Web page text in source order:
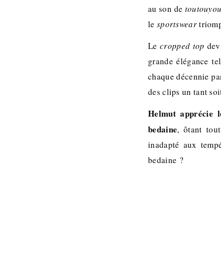
au son de
le sportswear
Lecropped top
grande élégance
chaque décennie
des clips un tant
Helmut apprécie
bedaine, ôtant
inadapté aux
bedaine ?